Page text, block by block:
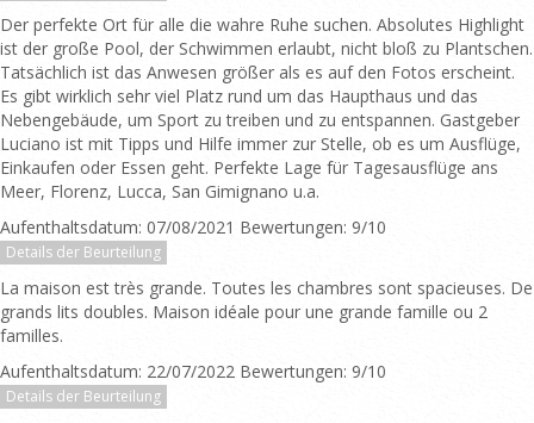
Der perfekte Ort für alle die wahre Ruhe suchen. Absolutes Highlight
ist der große Pool, der Schwimmen erlaubt, nicht bloß zu Plantschen.
Tatsächlich ist das Anwesen größer als es auf den Fotos erscheint.
Es gibt wirklich sehr viel Platz rund um das Haupthaus und das
Nebengebäude, um Sport zu treiben und zu entspannen. Gastgeber
Luciano ist mit Tipps und Hilfe immer zur Stelle, ob es um Ausflüge,
Einkaufen oder Essen geht. Perfekte Lage für Tagesausflüge ans
Meer, Florenz, Lucca, San Gimignano u.a.
Aufenthaltsdatum: 07/08/2021 Bewertungen: 9/10
Details der Beurteilung
La maison est très grande. Toutes les chambres sont spacieuses. De
grands lits doubles. Maison idéale pour une grande famille ou 2
familles.
Aufenthaltsdatum: 22/07/2022 Bewertungen: 9/10
Details der Beurteilung